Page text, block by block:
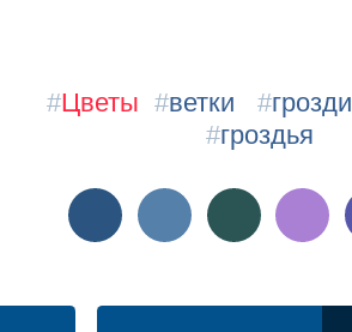
#Цветы #ветки #грозди
#гроздья